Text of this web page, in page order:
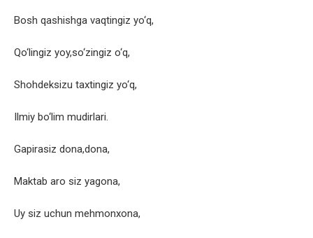
Bosh qashishga vaqtingiz yo‘q,
Qo‘lingiz yoy,so‘zingiz o‘q,
Shohdeksizu taxtingiz yo‘q,
Ilmiy bo‘lim mudirlari.
Gapirasiz dona,dona,
Maktab aro siz yagona,
Uy siz uchun mehmonxona,